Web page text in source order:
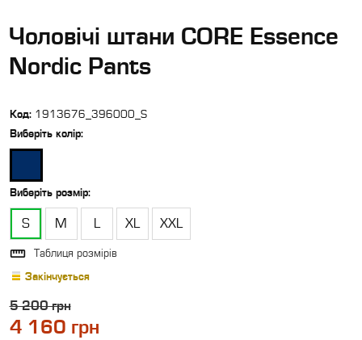
Чоловічі штани CORE Essence
Nordic Pants
Код: 1913676_396000_S
Виберіть колір:
Виберіть розмір:
S M L XL
XXL

Таблиця розмірів
Закінчується
5 200 грн
4 160 грн